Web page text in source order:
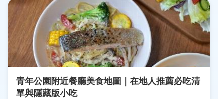
青年公園附近餐廳美食地圖｜在地人推薦必吃清
單與隱藏版小吃